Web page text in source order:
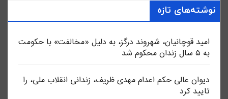
نوشته‌های تازه
امید قوچانیان، شهروند درگز، به دلیل «مخالفت» با حکومت
به ۵ سال زندان محکوم شد
دیوان عالی حکم اعدام مهدی ظریف، زندانی انقلاب ملی، را
تایید کرد